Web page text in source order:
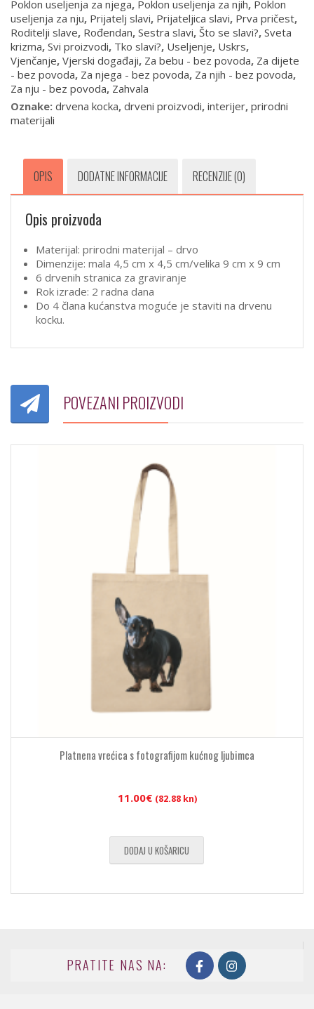
Poklon useljenja za njega, Poklon useljenja za njih, Poklon
useljenja za nju, Prijatelj slavi, Prijateljica slavi, Prva pričest,
Roditelji slave, Rođendan, Sestra slavi, Što se slavi?, Sveta
krizma, Svi proizvodi, Tko slavi?, Useljenje, Uskrs,
Vjenčanje, Vjerski događaji, Za bebu - bez povoda, Za dijete
- bez povoda, Za njega - bez povoda, Za njih - bez povoda,
Za nju - bez povoda, Zahvala
Oznake: drvena kocka, drveni proizvodi, interijer, prirodni
materijali
OPIS DODATNE INFORMACIJE RECENZIJE (0)
Opis proizvoda
Materijal: prirodni materijal – drvo
Dimenzije: mala 4,5 cm x 4,5 cm/velika 9 cm x 9 cm
6 drvenih stranica za graviranje
Rok izrade: 2 radna dana
Do 4 člana kućanstva moguće je staviti na drvenu
kocku.
POVEZANI PROIZVODI
Platnena vrećica s fotografijom kućnog ljubimca
11.00€ (82.88 kn)
DODAJ U KOŠARICU
PRATITE NAS NA: